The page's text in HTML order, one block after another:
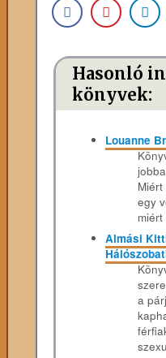
Hasonló
könyvek:
Louanne
egy
Almási
a